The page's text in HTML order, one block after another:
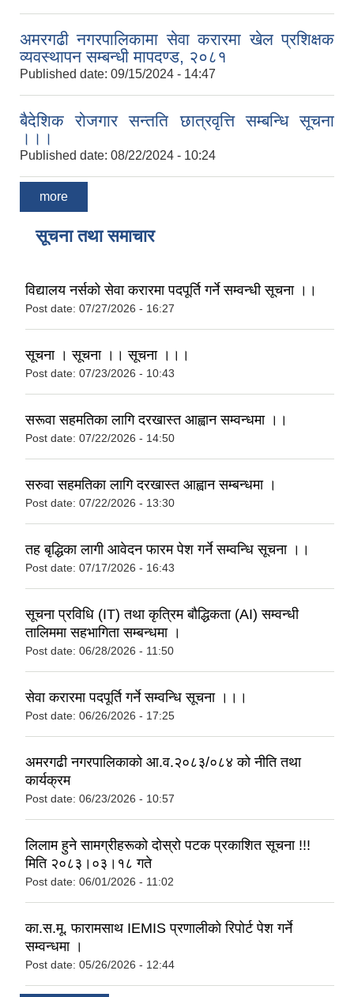
अमरगढी नगरपालिकामा सेवा करारमा खेल प्रशिक्षक
व्यवस्थापन सम्बन्धी मापदण्ड, २०८१
Published date: 09/15/2024 - 14:47
बैदेशिक रोजगार सन्तति छात्रवृत्ति सम्बन्धि सूचना
।।।
Published date: 08/22/2024 - 10:24
more
सूचना तथा समाचार
विद्यालय नर्सको सेवा करारमा पदपूर्ति गर्ने सम्वन्धी सूचना ।।
Post date: 07/27/2026 - 16:27
सूचना । सूचना ।। सूचना ।।।
Post date: 07/23/2026 - 10:43
सरूवा सहमतिका लागि दरखास्त आह्वान सम्वन्धमा ।।
Post date: 07/22/2026 - 14:50
सरुवा सहमतिका लागि दरखास्त आह्वान सम्बन्धमा ।
Post date: 07/22/2026 - 13:30
तह बृद्धिका लागी आवेदन फारम पेश गर्ने सम्वन्धि सूचना ।।
Post date: 07/17/2026 - 16:43
सूचना प्रविधि (IT) तथा कृत्रिम बौद्धिकता (AI) सम्वन्धी
तालिममा सहभागिता सम्बन्धमा ।
Post date: 06/28/2026 - 11:50
सेवा करारमा पदपूर्ति गर्ने सम्वन्धि सूचना ।।।
Post date: 06/26/2026 - 17:25
अमरगढी नगरपालिकाको आ.व.२०८३/०८४ को नीति तथा
कार्यक्रम
Post date: 06/23/2026 - 10:57
लिलाम हुने सामग्रीहरूको दोस्रो पटक प्रकाशित सूचना !!!
मिति २०८३।०३।१८ गते
Post date: 06/01/2026 - 11:02
का.स.मू. फारामसाथ IEMIS प्रणालीको रिपोर्ट पेश गर्ने
सम्वन्धमा ।
Post date: 05/26/2026 - 12:44